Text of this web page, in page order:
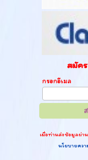
สมัค
กรอกอีเมล
เมื่อท่านส่งข้อมูลผ่า
นโยบายคว